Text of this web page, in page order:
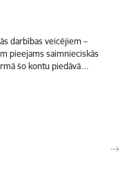
darbības veicējiem –
pieejams saimnieciskās
šo kontu piedāvā…